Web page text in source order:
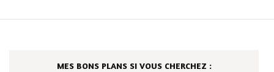
MES BONS PLANS SI VOUS CHERCHEZ :